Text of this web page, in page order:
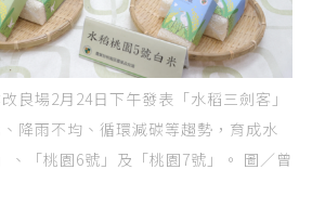
良場2月24日下午發表「水稻三劍客」
降雨不均、循環減碳等趨勢，育成水
、「桃園6號」及「桃園7號」。 圖／曾